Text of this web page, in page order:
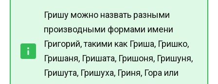
Гришу можно назвать разными
производными формами имени
Григорий, такими как Гриша, Гришко,
Гришаня, Гришата, Гришоня, Гришуня,
Гришута, Гришуха, Гриня, Гора или